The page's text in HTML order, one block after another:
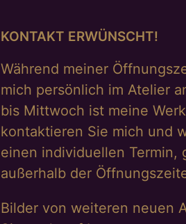
KONTAKT ERWÜNSCHT!
Während meiner
mich persönlich im Atelier
bis Mittwoch ist meine
kontaktieren Sie mich und
einen individuellen Termin,
außerhalb der
Bilder von weiteren neuen